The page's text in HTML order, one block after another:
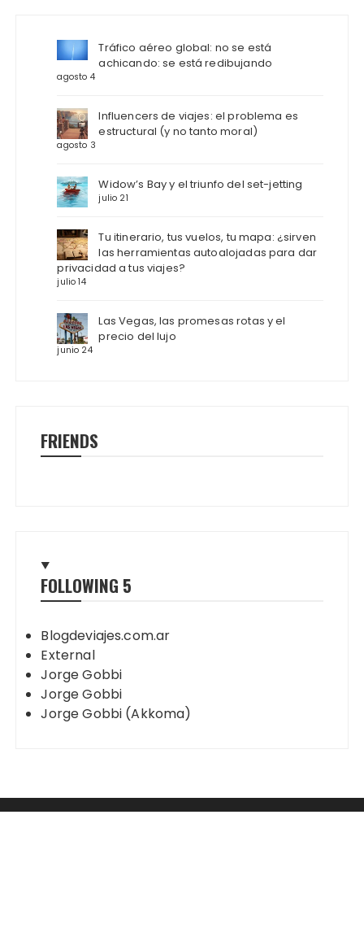
Tráfico aéreo global: no se está
achicando: se está redibujando
agosto 4
Influencers de viajes: el problema es
estructural (y no tanto moral)
agosto 3
Widow’s Bay y el triunfo del set-jetting
julio 21
Tu itinerario, tus vuelos, tu mapa: ¿sirven
las herramientas autoalojadas para dar
privacidad a tus viajes?
julio 14
Las Vegas, las promesas rotas y el
precio del lujo
junio 24
FRIENDS
FOLLOWING 5
Blogdeviajes.com.ar
External
Jorge Gobbi
Jorge Gobbi
Jorge Gobbi (Akkoma)